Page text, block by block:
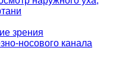
зрения
носового канала